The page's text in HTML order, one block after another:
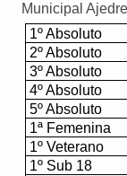
Municipal
1º Absoluto
2º Absoluto
3º Absoluto
4º Absoluto
5º Absoluto
1ª Femenina
1º Veterano
1º Sub 18